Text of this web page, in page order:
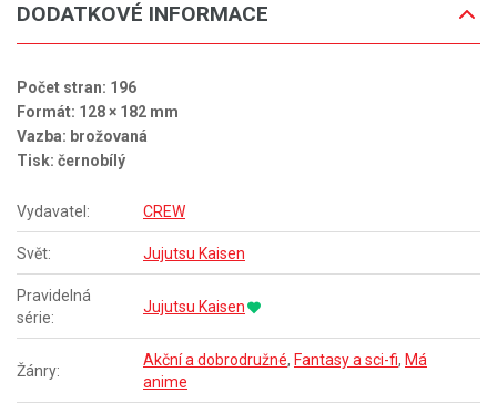
DODATKOVÉ INFORMACE
Počet stran: 196
Formát: 128 × 182 mm
Vazba: brožovaná
Tisk: černobílý
Vydavatel: CREW
Svět: Jujutsu Kaisen
Pravidelná
série:
Jujutsu Kaisen
Žánry:
Akční a dobrodružné, Fantasy a sci-fi, Má
anime